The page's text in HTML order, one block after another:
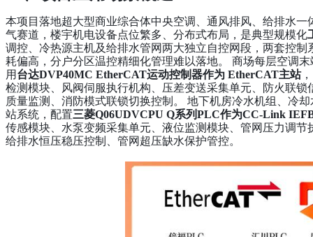
本项目落地超大型商业综合体中央空调、通风排风、给排水
气赛道，楼宇机电设备点位繁多、分布式布局，是典型规模化
调控、冷热源主机及给排水管网两大独立自控网段，两套控制
耗偏高，分户分区温控精细化管理难以落地。 商场每层空调
用 台达DVP40MC EtherCAT运动控制器作为 EtherCAT主站
检测模块、风阀伺服执行机构、压差变送采集单元、防火联
质量监测、消防模式联锁切换控制。 地下机房冷水机组、冷
站系统，配置三菱Q06UDVCPU Q系列PLC作为CC-Link
传感模块、水泵变频采集单元、液位监测模块、管网压力调
给排水恒压稳压控制、管网超压缺水保护管控。